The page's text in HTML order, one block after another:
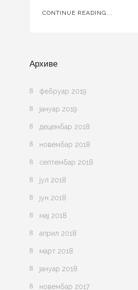
CONTINUE READING...
Архиве
фебруар 2019
јануар 2019
децембар 2018
новембар 2018
септембар 2018
јул 2018
јун 2018
мај 2018
април 2018
март 2018
јануар 2018
новембар 2017